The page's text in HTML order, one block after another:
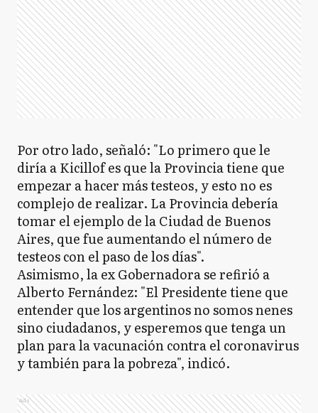
Por otro lado, señaló: "Lo primero que le
diría a Kicillof es que la Provincia tiene que
empezar a hacer más testeos, y esto no es
complejo de realizar. La Provincia debería
tomar el ejemplo de la Ciudad de Buenos
Aires, que fue aumentando el número de
testeos con el paso de los días".
Asimismo, la ex Gobernadora se refirió a
Alberto Fernández: "El Presidente tiene que
entender que los argentinos no somos nenes
sino ciudadanos, y esperemos que tenga un
plan para la vacunación contra el coronavirus
y también para la pobreza", indicó.
Ads